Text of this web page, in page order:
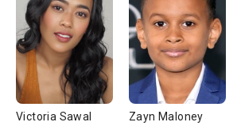
Victoria Sawal Zayn Maloney